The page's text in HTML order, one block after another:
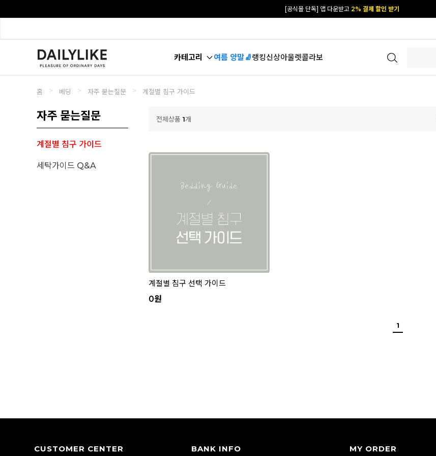
[공식몰 단독] 앱 다운받고 2% 결제 할인 받기
카테고리 여름 양말🧦랭킹신상아울렛콜라보
홈 > 베딩 > 자주 묻는질문 > 계절별 침구 가이드
자주 묻는질문
계절별 침구 가이드
세탁가이드 Q&A
전체상품 1개
계절별 침구 선택 가이드
0원
1
CUSTOMER CENTER BANK INFO MY ORDER